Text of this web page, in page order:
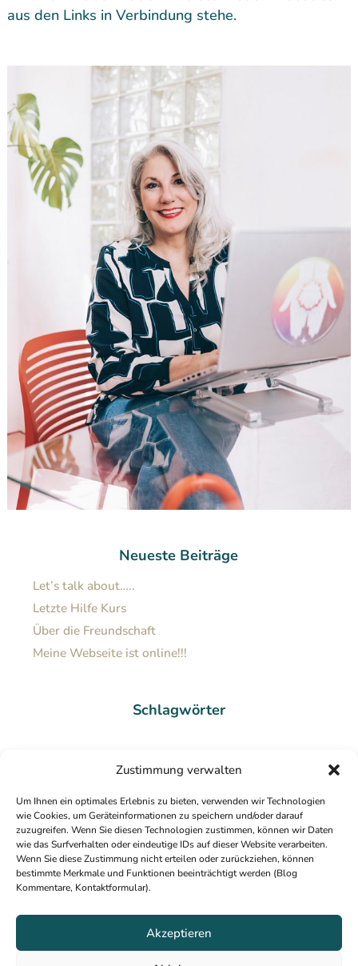
Zustimmung verwalten
Um Ihnen ein optimales Erlebnis zu bieten, verwenden wir Technologien
wie Cookies, um Geräteinformationen zu speichern und/oder darauf
zuzugreifen. Wenn Sie diesen Technologien zustimmen, können wir Daten
wie das Surfverhalten oder eindeutige IDs auf dieser Website verarbeiten.
Wenn Sie diese Zustimmung nicht erteilen oder zurückziehen, können
bestimmte Merkmale und Funktionen beeinträchtigt werden (Blog
Kommentare, Kontaktformular).
Akzeptieren
aus den Links in Verbindung stehe.
Neueste Beiträge
Let’s talk about…..
Letzte Hilfe Kurs
Über die Freundschaft
Meine Webseite ist online!!!
Schlagwörter
Abschied Adventskalender Blog
Dankbarkeit
Erster Eintrag Freundinnen Freundschaft Geschenk
Letzte Hilfe Kurs Neu Neue Webseite
Palliativ Patientenverfügung Schreiben Sterben
Sterbephase Testament Tod Trauer Verbraucherzentrale
Vollmachten Vorsorge Wertschätzung